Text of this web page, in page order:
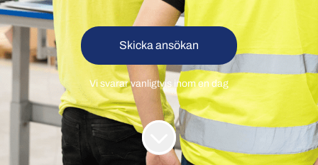
Skicka ansökan
Vi svarar vanligtvis inomen dag